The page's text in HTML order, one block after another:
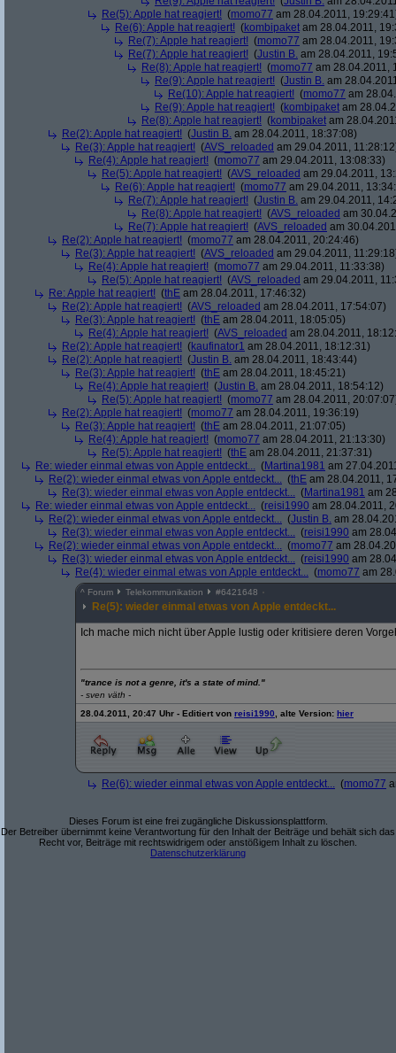
Re(5): Apple hat reagiert! (momo77 am 28.04.2011,
Re(6): Apple hat reagiert! (kombipaket am 28.04.2011,
Re(7): Apple hat reagiert! (momo77 am 28.04.2011,
Re(7): Apple hat reagiert! (Justin B. am 28.04.2011,
Re(8): Apple hat reagiert! (momo77 am 28.04.2011,
Re(9): Apple hat reagiert! (Justin B. am
Re(10): Apple hat reagiert! (momo77 am
Re(9): Apple hat reagiert! (kombipaket am
Re(8): Apple hat reagiert! (kombipaket am
Re(2): Apple hat reagiert! (Justin B. am 28.04.2011, 18:37:08)
Re(3): Apple hat reagiert! (AVS_reloaded am 29.04.2011,
Re(4): Apple hat reagiert! (momo77 am 29.04.2011, 13:08:33)
Re(5): Apple hat reagiert! (AVS_reloaded am 29.04.2011,
Re(6): Apple hat reagiert! (momo77 am 29.04.2011,
Re(7): Apple hat reagiert! (Justin B. am 29.04.2011,
Re(8): Apple hat reagiert! (AVS_reloaded am
Re(7): Apple hat reagiert! (AVS_reloaded am
Re(2): Apple hat reagiert! (momo77 am 28.04.2011, 20:24:46)
Re(3): Apple hat reagiert! (AVS_reloaded am 29.04.2011,
Re(4): Apple hat reagiert! (momo77 am 29.04.2011, 11:33:38)
Re(5): Apple hat reagiert! (AVS_reloaded am 29.04.2011,
Re: Apple hat reagiert! (thE am 28.04.2011, 17:46:32)
Re(2): Apple hat reagiert! (AVS_reloaded am 28.04.2011, 17:54:07)
Re(3): Apple hat reagiert! (thE am 28.04.2011, 18:05:05)
Re(4): Apple hat reagiert! (AVS_reloaded am 28.04.2011,
Re(2): Apple hat reagiert! (kaufinator1 am 28.04.2011, 18:12:31)
Re(2): Apple hat reagiert! (Justin B. am 28.04.2011, 18:43:44)
Re(3): Apple hat reagiert! (thE am 28.04.2011, 18:45:21)
Re(4): Apple hat reagiert! (Justin B. am 28.04.2011, 18:54:12)
Re(5): Apple hat reagiert! (momo77 am 28.04.2011,
Re(2): Apple hat reagiert! (momo77 am 28.04.2011, 19:36:19)
Re(3): Apple hat reagiert! (thE am 28.04.2011, 21:07:05)
Re(4): Apple hat reagiert! (momo77 am 28.04.2011, 21:13:30)
Re(5): Apple hat reagiert! (thE am 28.04.2011, 21:37:31)
Re: wieder einmal etwas von Apple entdeckt... (Martina1981 am
Re(2): wieder einmal etwas von Apple entdeckt... (thE am 28.04.2011,
Re(3): wieder einmal etwas von Apple entdeckt... (Martina1981 am
Re: wieder einmal etwas von Apple entdeckt... (reisi1990 am 28.04.2011,
Re(2): wieder einmal etwas von Apple entdeckt... (Justin B. am
Re(3): wieder einmal etwas von Apple entdeckt... (reisi1990 am
Re(2): wieder einmal etwas von Apple entdeckt... (momo77 am
Re(3): wieder einmal etwas von Apple entdeckt... (reisi1990 am
Re(4): wieder einmal etwas von Apple entdeckt... (momo77 am
^ Forum Telekommunikation #6421648
Re(5): wieder einmal etwas von Apple entdeckt...
Ich mache mich nicht über Apple lustig oder kritisiere deren
"trance is not a genre, it's a state of mind."
- sven väth -
28.04.2011, 20:47 Uhr - Editiert von reisi1990 , alte Version: hier
Re(6): wieder einmal etwas von Apple entdeckt... (momo77
Dieses Forum ist eine frei zugängliche Diskussionsplattform.
Der Betreiber übernimmt keine Verantwortung für den Inhalt der Beiträge und behält sich das
Recht vor, Beiträge mit rechtswidrigem oder anstößigem Inhalt zu löschen.
Datenschutzerklärung